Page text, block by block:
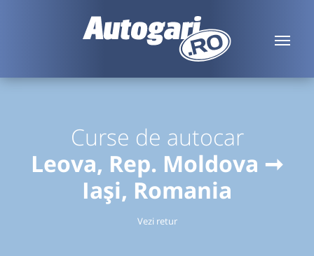
Curse de autocar
Leova, Rep. Moldova ➞
Iași, Romania
Vezi retur